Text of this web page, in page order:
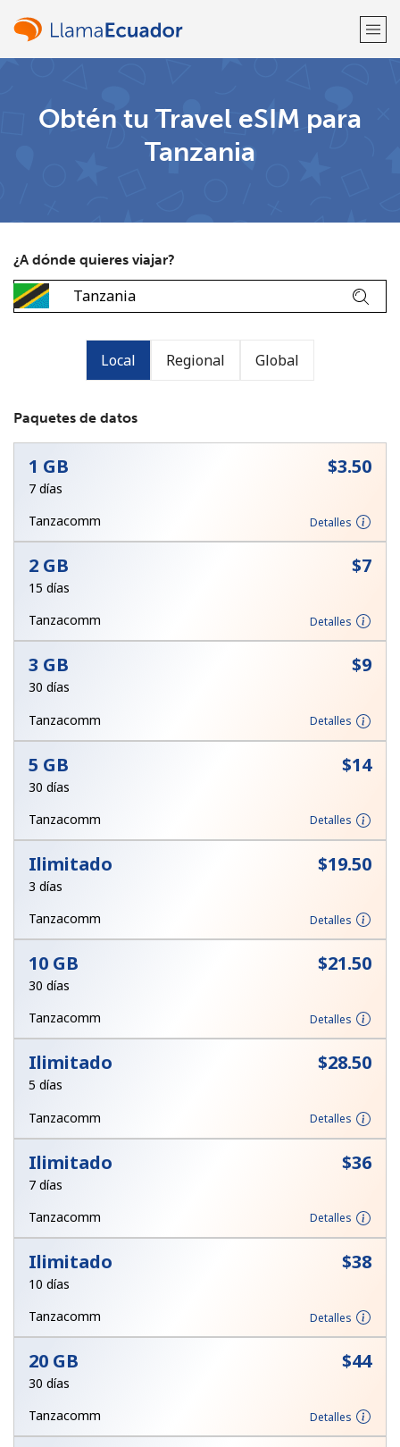
¿Ya tienes una cuenta?Inicia sesión →
No se ha creado una contraseña
Mínimo 8 caracteres
Una letra mayúscula y una minúscula
Un caracter especial
Mantente en contacto para recibir nuestras mejores
ofertas.
Al abrir una cuenta en este sitio web, estoy de acuerdo con
Inicia sesión oREGÍSTRATE →
¿Olvidaste tu contraseña? →
Obtén tu Travel eSIM para
Tanzania
¿A dónde quieres viajar?
Local Regional Global
Paquetes de datos
1 GB ⁦$3.50⁩
7 días
Tanzacomm
Detalles
2 GB ⁦$7⁩
15 días
Tanzacomm
Detalles
3 GB ⁦$9⁩
30 días
Tanzacomm
Detalles
5 GB ⁦$14⁩
30 días
Tanzacomm
Detalles
Ilimitado ⁦$19.50⁩
3 días
Tanzacomm
Detalles
10 GB ⁦$21.50⁩
30 días
Tanzacomm
Detalles
Ilimitado ⁦$28.50⁩
5 días
Tanzacomm
Detalles
Ilimitado ⁦$36⁩
7 días
Tanzacomm
Detalles
Ilimitado ⁦$38⁩
10 días
Tanzacomm
Detalles
20 GB ⁦$44⁩
30 días
Tanzacomm
Detalles